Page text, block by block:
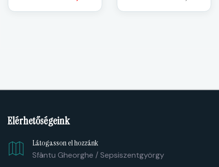
Elérhetőségeink
Látogasson el hozzánk
Sfântu Gheorghe / Sepsiszentgyörgy